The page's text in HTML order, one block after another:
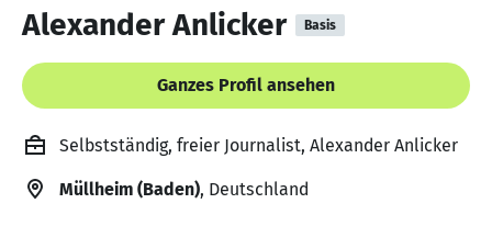
Alexander Anlicker Basis
Ganzes Profil ansehen
Selbstständig, freier Journalist, Alexander Anlicker
Müllheim (Baden), Deutschland